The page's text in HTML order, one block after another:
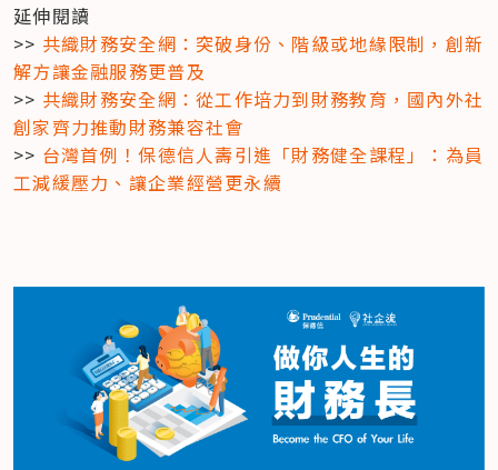
延伸閱讀
>> 共織財務安全網：突破身份、階級或地緣限制，創新
解方讓金融服務更普及
>> 共織財務安全網：從工作培力到財務教育，國內外社
創家齊力推動財務兼容社會
>> 台灣首例！保德信人壽引進「財務健全課程」：為員
工減緩壓力、讓企業經營更永續